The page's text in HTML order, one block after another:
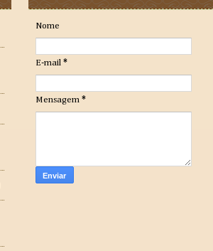
Nome
E-mail *
Mensagem *